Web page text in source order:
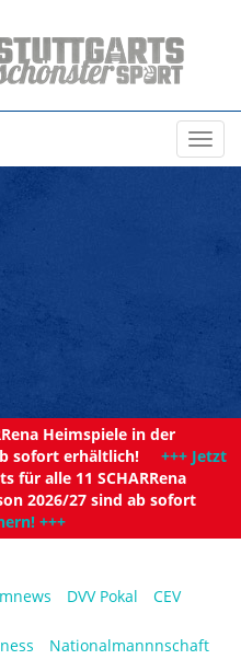
Heimspiele in der
sofort erhältlich! +++ Jetzt
für alle 11 SCHARRena
2026/27 sind ab sofort
+++
DVV Pokal CEV
Nationalmannnschaft